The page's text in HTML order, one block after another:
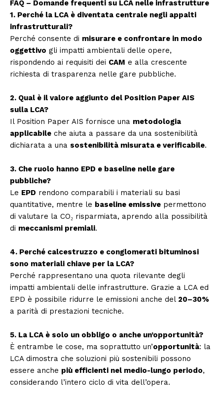
FAQ – Domande frequenti su LCA nelle infrastrutture
1. Perché la LCA è diventata centrale negli appalti
infrastrutturali?
Perché consente di misurare e confrontare in modo
oggettivo gli impatti ambientali delle opere,
rispondendo ai requisiti dei CAM e alla crescente
richiesta di trasparenza nelle gare pubbliche.
2. Qual è il valore aggiunto del Position Paper AIS
sulla LCA?
Il Position Paper AIS fornisce una metodologia
applicabile che aiuta a passare da una sostenibilità
dichiarata a una sostenibilità misurata e verificabile.
3. Che ruolo hanno EPD e baseline nelle gare
pubbliche?
Le EPD rendono comparabili i materiali su basi
quantitative, mentre le baseline emissive permettono
di valutare la CO₂ risparmiata, aprendo alla possibilità
di meccanismi premiali.
4. Perché calcestruzzo e conglomerati bituminosi
sono materiali chiave per la LCA?
Perché rappresentano una quota rilevante degli
impatti ambientali delle infrastrutture. Grazie a LCA ed
EPD è possibile ridurre le emissioni anche del 20–30%
a parità di prestazioni tecniche.
5. La LCA è solo un obbligo o anche un’opportunità?
È entrambe le cose, ma soprattutto un’opportunità: la
LCA dimostra che soluzioni più sostenibili possono
essere anche più efficienti nel medio-lungo periodo,
considerando l’intero ciclo di vita dell’opera.